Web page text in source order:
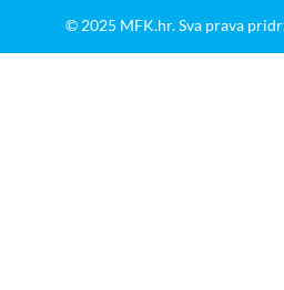
© 2025 MFK.hr. Sva prava